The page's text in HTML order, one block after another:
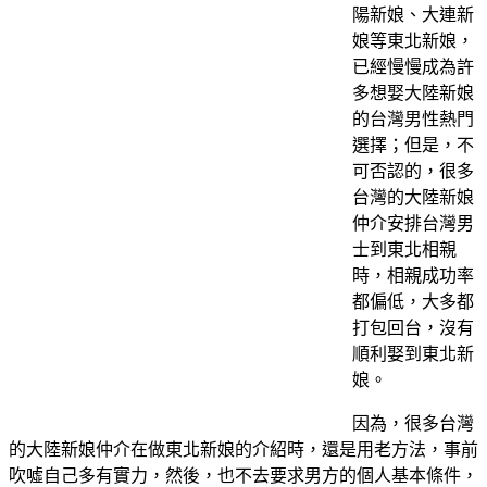
陽新娘、大連新
娘等東北新娘，
已經慢慢成為許
多想娶大陸新娘
的台灣男性熱門
選擇；但是，不
可否認的，很多
台灣的大陸新娘
仲介安排台灣男
士到東北相親
時，相親成功率
都偏低，大多都
打包回台，沒有
順利娶到東北新
娘。
因為，很多台灣
的大陸新娘仲介在做東北新娘的介紹時，還是用老方法，事前
吹噓自己多有實力，然後，也不去要求男方的個人基本條件，